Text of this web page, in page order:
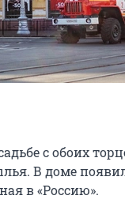
с обоих
В доме
в «Россию».